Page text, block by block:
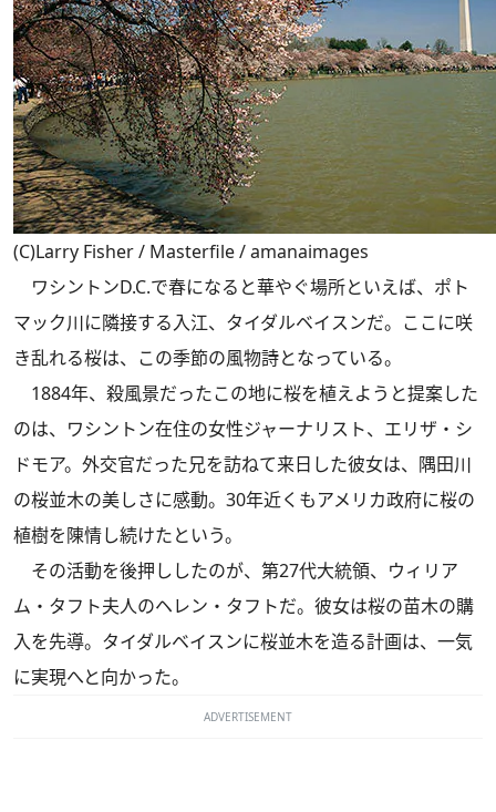
(C)Larry Fisher / Masterfile / amanaimages
ワシントンD.C.で春になると華やぐ場所といえば、ポト
マック川に隣接する入江、タイダルベイスンだ。ここに咲
き乱れる桜は、この季節の風物詩となっている。
1884年、殺風景だったこの地に桜を植えようと提案した
のは、ワシントン在住の女性ジャーナリスト、エリザ・シ
ドモア。外交官だった兄を訪ねて来日した彼女は、隅田川
の桜並木の美しさに感動。30年近くもアメリカ政府に桜の
植樹を陳情し続けたという。
その活動を後押ししたのが、第27代大統領、ウィリア
ム・タフト夫人のヘレン・タフトだ。彼女は桜の苗木の購
入を先導。タイダルベイスンに桜並木を造る計画は、一気
に実現へと向かった。
ADVERTISEMENT